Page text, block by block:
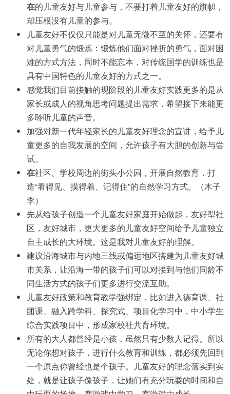
在的儿童友好与儿童参与，不要打着儿童友好的旗帜，
却压根没有儿童的参与。
儿童友好不仅仅只能是对儿童无微不至的关怀，还要有
对儿童勇气的锻炼：锻炼他们面对挫折的勇气，面对困
难的方式方法，同时不能忘本，对传统国学的训练也是
具有中国特色的儿童友好的方式之一。
感觉我们目前接触的现阶段的儿童友好实践更多的是从
家长或成人的视角思考问题提出需求，希望接下来能更
多聆听儿童的声音。
加强对新一代年轻家长的儿童友好理念的宣讲，给予儿
童更多的自我发展的空间，允许孩子有大胆的创新与尝
试。
在社区、学校周边的街头小公园，开展自然教育，打
造“看得见、摸得着、记得住”的自然学习方式。（木子
李）
先从给孩子创造一个儿童友好家庭开始做起，友好型社
区，友好城市，更大更多的儿童友好空间给予儿童独立
自主成长的大环境。这是我对儿童友好的理解。
建议沿海城市与内地三线或偏远地区搭建为儿童友好城
市关系，让沿海一带的孩子们可以对接到与他们同龄不
同生活方式的孩子们更多进行交流互助。
儿童友好政策和教育教学强绑定，比如进入德育课、社
团课、融入跨学科、探究式、项目化学习中，中小学生
综合实践项目中，形成家校社共育环境。
所有的大人都曾经是小孩，虽然只有少数人记得。所以
无论你想对孩子，进行什么教育和训练，都必须先回到
一个原点你曾经也是个孩子。儿童友好的理念落实到实
处，就是让孩子像孩子，让她们有充分玩耍的时间和自